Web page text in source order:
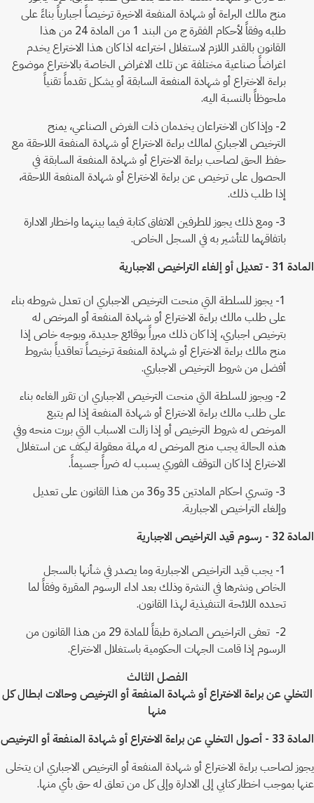
منح مالك البراءة أو شهادة المنفعة الاخيرة ترخيصاً اجبارياً بناءً على
طلبه وفقاً لأحكام الفقرة ج من البند 1 من المادة 24 من هذا
القانون بالقدر اللازم لاستغلال اختراعه اذا كان هذا الاختراع يخدم
اغراضاً صناعية مختلفة عن تلك الاغراض الخاصة بالاختراع موضوع
براءة الاختراع أو شهادة المنفعة السابقة أو يشكل تقدماً تقنياً
ملحوظاً بالنسبة اليه.
2- وإذا كان الاختراعان يخدمان ذات الغرض الصناعي، يمنح
الترخيص الاجباري لمالك براءة الاختراع أو شهادة المنفعة اللاحقة مع
حفظ الحق لصاحب براءة الاختراع أو شهادة المنفعة السابقة في
الحصول على ترخيص عن براءة الاختراع أو شهادة المنفعة اللاحقة،
إذا طلب ذلك.
3- ومع ذلك يجوز للطرفين الاتفاق كتابة فيما بينهما واخطار الادارة
باتفاقهما للتأشير به في السجل الخاص.
المادة 31 - تعديل أو إلغاء التراخيص الاجبارية
1- يجوز للسلطة التي منحت الترخيص الاجباري ان تعدل شروطه بناء
على طلب مالك براءة الاختراع أو شهادة المنفعة أو المرخص له
بترخيص اجباري، إذا كان ذلك مبرراً بوقائع جديدة، وبوجه خاص إذا
منح مالك براءة الاختراع أو شهادة المنفعة ترخيصاً تعاقدياً بشروط
أفضل من شروط الترخيص الاجباري.
2- ويجوز للسلطة التي منحت الترخيص الاجباري ان تقرر الغاءه بناء
على طلب مالك براءة الاختراع أو شهادة المنفعة إذا لم يتبع
المرخص له شروط الترخيص أو إذا زالت الاسباب التي بررت منحه وفي
هذه الحالة يجب منح المرخص له مهلة معقولة ليكف عن استغلال
الاختراع إذا كان التوقف الفوري يسبب له ضرراً جسيماً.
3- وتسري احكام المادتين 35 و36 من هذا القانون على تعديل
وإلغاء التراخيص الاجبارية.
المادة 32 - رسوم قيد التراخيص الاجبارية
1- يجب قيد التراخيص الاجبارية وما يصدر في شأنها بالسجل
الخاص ونشرها في النشرة وذلك بعد اداء الرسوم المقررة وفقاً لما
تحدده اللائحة التنفيذية لهذا القانون.
2- تعفى التراخيص الصادرة طبقاً للمادة 29 من هذا القانون من
الرسوم إذا قامت الجهات الحكومية باستغلال الاختراع.
الفصل الثالث
التخلي عن براءة الاختراع أو شهادة المنفعة أو الترخيص وحالات ابطال كل
منها
المادة 33 - أصول التخلي عن براءة الاختراع أو شهادة المنفعة أو الترخيص
يجوز لصاحب براءة الاختراع أو شهادة المنفعة أو الترخيص الاجباري ان يتخلى
عنها بموجب اخطار كتابي إلى الادارة وإلى كل من تعلق له حق بأي منها.